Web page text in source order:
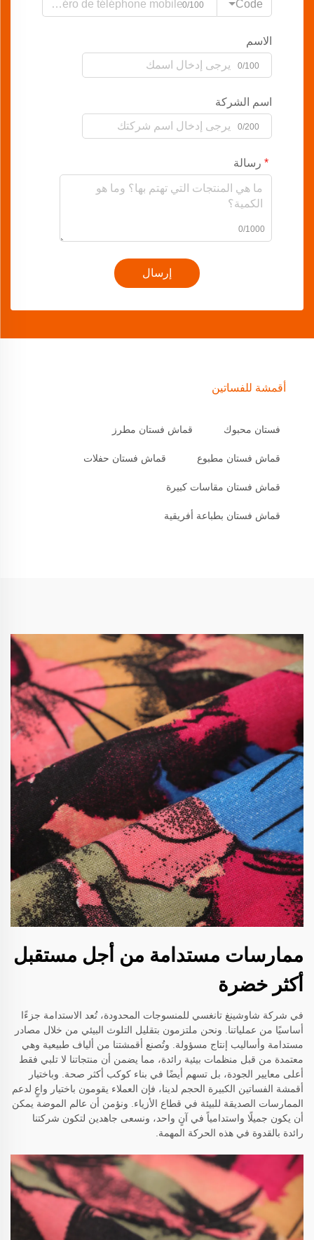
Code
0/100
الاسم
0/100
اسم الشركة
0/200
رسالة
0/1000
إرسال
أقمشة للفساتين
فستان محبوك قماش فستان مطرز
قماش فستان مطبوع قماش فستان حفلات
قماش فستان مقاسات كبيرة
قماش فستان بطباعة أفريقية
ممارسات مستدامة من أجل مستقبل
أكثر خضرة
في شركة شاوشينغ تانغسي للمنسوجات المحدودة، تُعد الاستدامة جزءًا
أساسيًا من عملياتنا. ونحن ملتزمون بتقليل التلوث البيئي من خلال مصادر
مستدامة وأساليب إنتاج مسؤولة. وتُصنع أقمشتنا من ألياف طبيعية وهي
معتمدة من قبل منظمات بيئية رائدة، مما يضمن أن منتجاتنا لا تلبي فقط
أعلى معايير الجودة، بل تسهم أيضًا في بناء كوكب أكثر صحة. وباختيار
أقمشة الفساتين الكبيرة الحجم لدينا، فإن العملاء يقومون باختيار واعٍ لدعم
الممارسات الصديقة للبيئة في قطاع الأزياء. ونؤمن أن عالم الموضة يمكن
أن يكون جميلًا واستدامياً في آنٍ واحد، ونسعى جاهدين لتكون شركتنا
رائدة بالقدوة في هذه الحركة المهمة.